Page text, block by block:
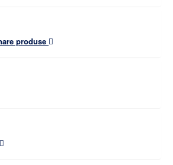
produse